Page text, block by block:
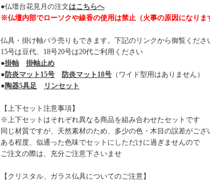
●仏壇台花見月の注文はこちらへ
※仏壇内部でローソクや線香の使用は禁止（火事の原因になり
仏具・掛け軸バラ売りもできます。下記のリンクから御覧くださ
15号は豆代、18号20号は20代ご利用ください
●掛軸
掛軸止め
●防炎マット15号 防炎マット18号 （ワイド型用はありません）
●陶器5具足 リンセット
【上下セット注意事項】
※上下セットはそれぞれ異なる商品を組み合わせたセットです
同じ材質ですが、天然素材のため、多少の色・木目の誤差がござ
ある程度、似通った色味でセットにしただけに過ぎませんので
ご注文の際は、充分ご注意下さいませ
【クリスタル、ガラス仏具についてのご注意】